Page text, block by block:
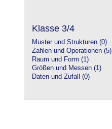
Klasse 3/4
Muster und Strukturen (0)
Zahlen und Operationen (5)
Raum und Form (1)
Größen und Messen (1)
Daten und Zufall (0)